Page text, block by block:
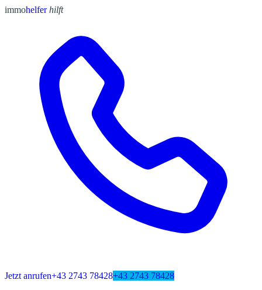
immohelfer hilft
Jetzt anrufen+43 2743 78428+43 2743 78428